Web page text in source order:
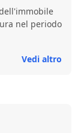
nel periodo
Vedi altro